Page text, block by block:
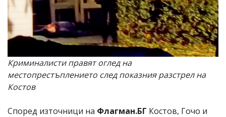
Криминалисти правят оглед на
местопрестъплението след показния разстрел на
Костов
Според източници на Флагман.БГ Костов, Гочо и